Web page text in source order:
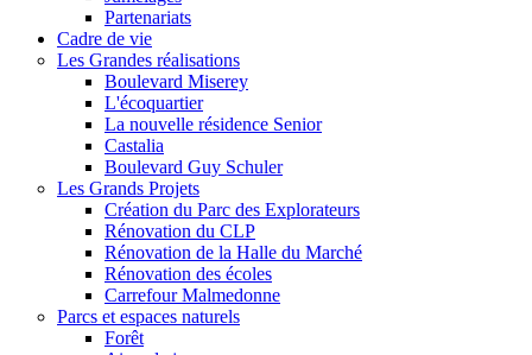
Partenariats
Cadre de vie
Les Grandes réalisations
Boulevard Miserey
L'écoquartier
La nouvelle résidence Senior
Castalia
Boulevard Guy Schuler
Les Grands Projets
Création du Parc des Explorateurs
Rénovation du CLP
Rénovation de la Halle du Marché
Rénovation des écoles
Carrefour Malmedonne
Parcs et espaces naturels
Forêt